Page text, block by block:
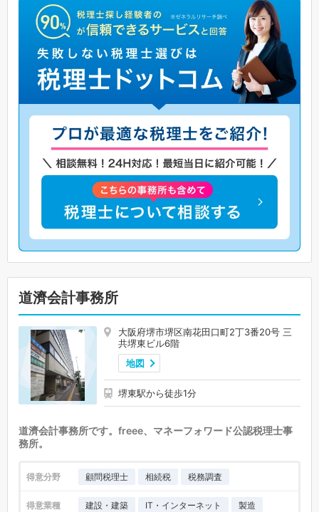
道濟会計事務所
大阪府堺市堺区南花田口町2丁3番20号 三
共堺東ビル6階
地図
堺東駅から徒歩1分
道濟会計事務所です。freee、マネーフォワード公認税理士事
務所。
得意分野 顧問税理士 相続税 税務調査
得意業種 建設・建築 IT・インターネット
製造